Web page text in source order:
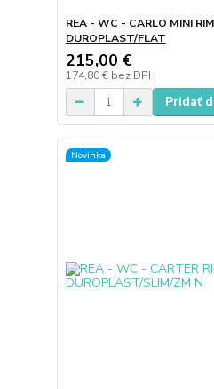
REA - WC - CARLO MINI
DUROPLAST/FLAT
215,00 €
174,80 € bez DPH
Pridať
Novinka